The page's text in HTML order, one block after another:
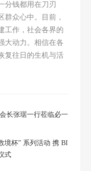
分钱都用在刀刃
群众心中。目前，
工作，社会各界的
大动力。相信在各
复往日的生机与活
长张琚一行莅临必一
境杯” 系列活动 携 BI
式